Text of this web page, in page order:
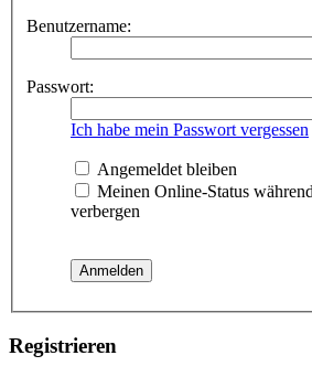
Benutzername:
Passwort:
Ich habe mein Passwort vergessen
Angemeldet bleiben
Meinen Online-Status
verbergen
Registrieren